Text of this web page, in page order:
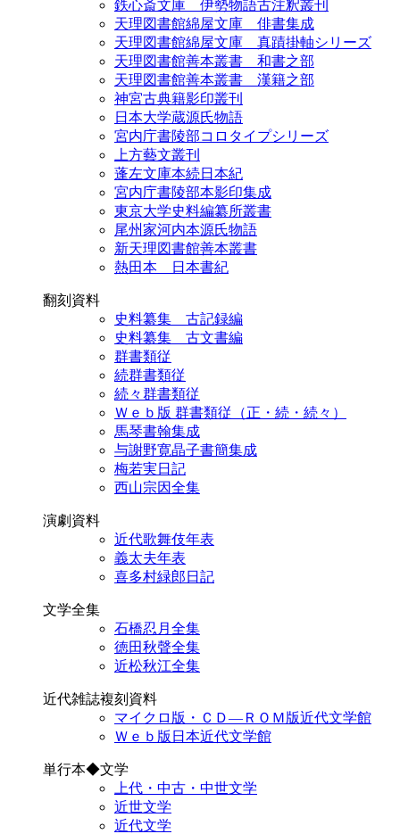
鉄心斎文庫 伊勢物語古注釈叢刊
天理図書館綿屋文庫 俳書集成
天理図書館綿屋文庫 真蹟掛軸シリーズ
天理図書館善本叢書 和書之部
天理図書館善本叢書 漢籍之部
神宮古典籍影印叢刊
日本大学蔵源氏物語
宮内庁書陵部コロタイプシリーズ
上方藝文叢刊
蓬左文庫本続日本紀
宮内庁書陵部本影印集成
東京大学史料編纂所叢書
尾州家河内本源氏物語
新天理図書館善本叢書
熱田本 日本書紀
翻刻資料
史料纂集 古記録編
史料纂集 古文書編
群書類従
続群書類従
続々群書類従
Ｗｅｂ版 群書類従（正・続・続々）
馬琴書翰集成
与謝野寛晶子書簡集成
梅若実日記
西山宗因全集
演劇資料
近代歌舞伎年表
義太夫年表
喜多村緑郎日記
文学全集
石橋忍月全集
徳田秋聲全集
近松秋江全集
近代雑誌複刻資料
マイクロ版・ＣＤ―ＲＯＭ版近代文学館
Ｗｅｂ版日本近代文学館
単行本◆文学
上代・中古・中世文学
近世文学
近代文学